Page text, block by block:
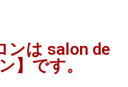
ンは salon de
】です。